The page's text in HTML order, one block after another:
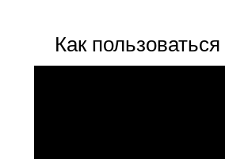
Как